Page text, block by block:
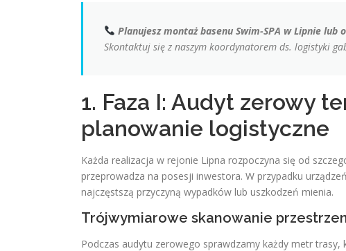
Planujesz montaż basenu Swim-SPA w Lipnie lub
Skontaktuj się z naszym koordynatorem ds. logistyki
1. Faza I: Audyt zerowy
planowanie logistyczne
Każda realizacja w rejonie Lipna rozpoczyna się od
przeprowadza na posesji inwestora. W przypadku
najczęstszą przyczyną wypadków lub uszkodzeń mienia.
Trójwymiarowe skanowanie
Podczas audytu zerowego sprawdzamy każdy metr trasy,